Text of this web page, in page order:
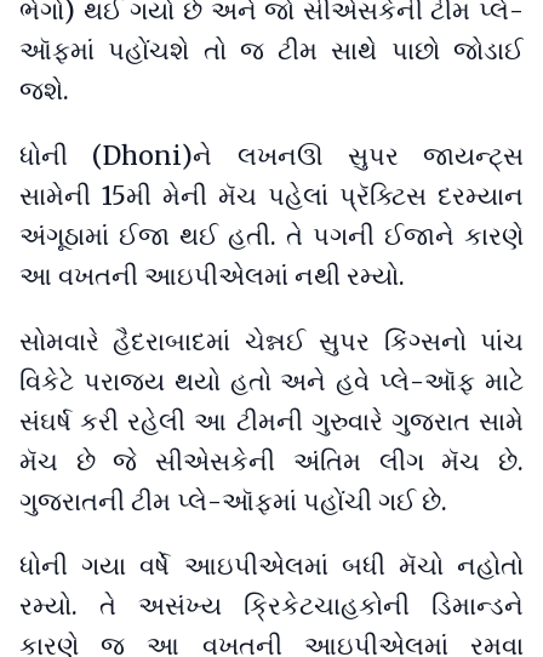
ભેગો) થઈ ગયો છે અને જો સીએસકેની ટીમ પ્લે-
ઑફમાં પહોંચશે તો જ ટીમ સાથે પાછો જોડાઈ
જશે.
ધોની (Dhoni)ને લખનઊ સુપર જાયન્ટ્સ
સામેની 15મી મેની મૅચ પહેલાં પ્રૅક્ટિસ દરમ્યાન
અંગૂઠામાં ઈજા થઈ હતી. તે પગની ઈજાને કારણે
આ વખતની આઇપીએલમાં નથી રમ્યો.
સોમવારે હૈદરાબાદમાં ચેન્નઈ સુપર કિંગ્સનો પાંચ
વિકેટે પરાજય થયો હતો અને હવે પ્લે-ઑફ માટે
સંઘર્ષ કરી રહેલી આ ટીમની ગુરુવારે ગુજરાત સામે
મૅચ છે જે સીએસકેની અંતિમ લીગ મૅચ છે.
ગુજરાતની ટીમ પ્લે-ઑફમાં પહોંચી ગઈ છે.
ધોની ગયા વર્ષે આઇપીએલમાં બધી મૅચો નહોતો
રમ્યો. તે અસંખ્ય ક્રિકેટચાહકોની ડિમાન્ડને
કારણે જ આ વખતની આઇપીએલમાં રમવા